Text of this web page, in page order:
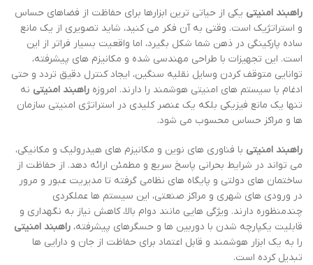
راهبند امنیتی یکی از حیاتی ترین ابزارها برای حفاظت از فضاهای حساس
و استراتژیک است. وقتی به آن فکر می کنید، شاید تصویری از یک مانع
ساده پارکینگی در ذهن شما شکل بگیرد، اما واقعیت بسیار فراتر از این
است. این تجهیزات با طراحی مهندسی شده و مکانیزم های پیشرفته،
توانایی متوقف کردن وسایل نقلیه سنگین، ایجاد کنترل دقیق تردد و حتی
ادغام با سیستم های امنیتی هوشمند را دارند. امروزه راهبند امنیتی نه
تنها یک مانع فیزیکی بلکه یک عنصر کلیدی در استراتژی امنیتی سازمان
ها و مراکز حساس محسوب می شود.
راهبند امنیتی با فناوری های نوین و مکانیزم های هیدرولیک و مکانیکی،
می تواند در شرایط بحرانی پاسخ سریع و مطمئن ارائه دهد. از حفاظت از
ساختمان های دولتی و پایگاه های نظامی گرفته تا مدیریت عبور و مرور
در ورودی های شهری و مراکز صنعتی، این سیستم ها عملکردی
چندمنظوره دارند. ویژگی هایی مانند دوام بالا، کاهش نیاز به نگهداری و
قابلیت یکپارچه شدن با دوربین ها و حسگرهای پیشرفته، راهبند امنیتی
را به یک ابزار هوشمند و قابل اعتماد برای حفاظت از جان و دارایی ها
تبدیل کرده است.